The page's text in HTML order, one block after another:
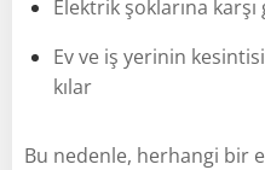
Elektrik şoklarına
Ev ve iş yerinin
kılar
Bu nedenle, herhangi bir